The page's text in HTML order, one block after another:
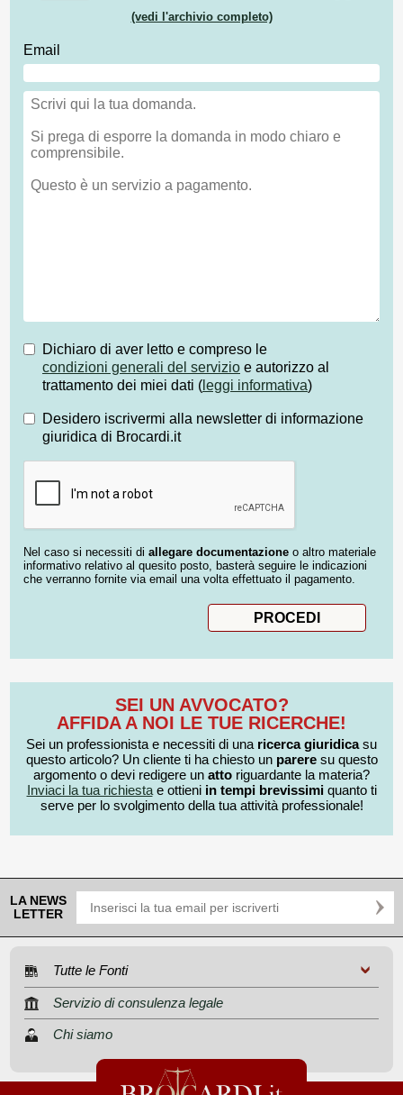
(vedi l'archivio completo)
Email
Dichiaro di aver letto e compreso le
condizioni generali del servizio e autorizzo al
trattamento dei miei dati ( leggi informativa)
Desidero iscrivermi alla newsletter di informazione
giuridica di Brocardi.it
Nel caso si necessiti di allegare documentazione o altro materiale
informativo relativo al quesito posto, basterà seguire le indicazioni
che verranno fornite via email una volta effettuato il pagamento.
SEI UN AVVOCATO?
AFFIDA A NOI LE TUE RICERCHE!
Sei un professionista e necessiti di una ricerca giuridicasu
questo articolo? Un cliente ti ha chiesto un pareresu questo
argomento o devi redigere un atto riguardante la materia?
Inviaci la tua richiestae ottieni in tempi brevissimiquanto ti
serve per lo svolgimento della tua attività professionale!
LA NEWS
LETTER
Tutte le Fonti
Servizio di consulenza legale
Chi siamo